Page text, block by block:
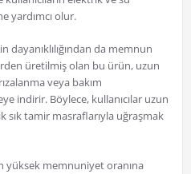
yardımcı olur.
dayanıklılığından da memnun
üretilmiş olan bu ürün, uzun
veya bakım
indirir. Böylece, kullanıcılar uzun
sık tamir masraflarıyla uğraşmak
yüksek memnuniyet oranına